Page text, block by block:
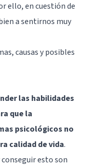
ello, en cuestión de
a sentirnos muy
causas y posibles
las habilidades
que la
psicológicos no
calidad de vida.
esto son